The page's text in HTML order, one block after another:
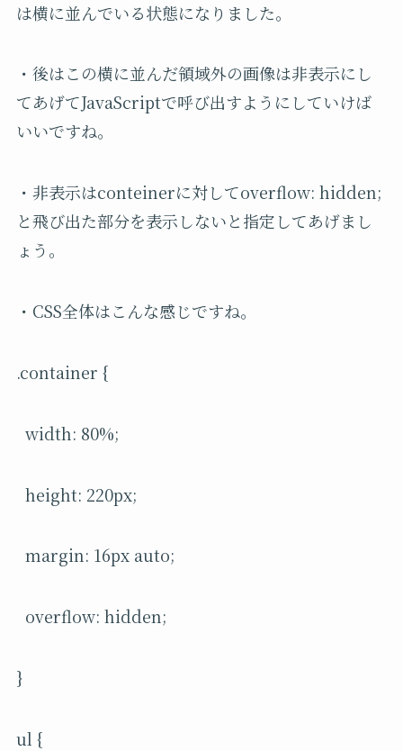
は横に並んでいる状態になりました。
・後はこの横に並んだ領域外の画像は非表示にし
てあげてJavaScriptで呼び出すようにしていけば
いいですね。
・非表示はconteinerに対してoverflow: hidden;
と飛び出た部分を表示しないと指定してあげまし
ょう。
・CSS全体はこんな感じですね。
.container {
width: 80%;
height: 220px;
margin: 16px auto;
overflow: hidden;
}
ul {